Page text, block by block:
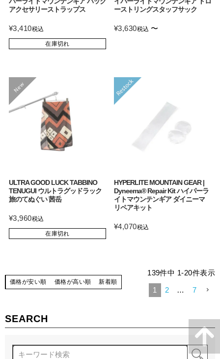
SEARCH
検
アクセサリーストラップス
¥3,410税込
在庫切れ
ーストリングスタッフサック
¥3,630税込 〜
ULTRA GOOD LUCK TABBINO
TENUGUI ウルトラグッドラック
旅のてぬぐい 茜岳
¥3,960税込
在庫切れ
HYPERLITE MOUNTAIN GEAR |
Dyneema® Repair Kit ハイパーラ
イトマウンテンギア ダイニーマ
リペアキット
¥4,070税込
価格が安い順 価格が高い順 新着順
139件中 1-20件表示
1 2 … 7